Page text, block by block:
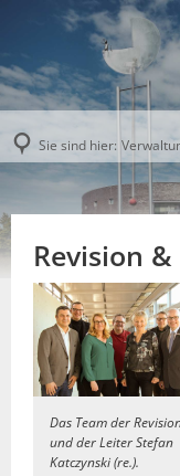
Sie sind hier:
Revision
Das Team der
und der Leiter Stefan
Katczynski (re.).